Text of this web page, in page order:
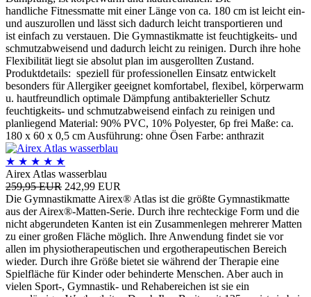
handliche Fitnessmatte mit einer Länge von ca. 180 cm ist leicht ein-
und auszurollen und lässt sich dadurch leicht transportieren und
ist einfach zu verstauen. Die Gymnastikmatte ist feuchtigkeits- und
schmutzabweisend und dadurch leicht zu reinigen. Durch ihre hohe
Flexibilität liegt sie absolut plan im ausgerollten Zustand.
Produktdetails: speziell für professionellen Einsatz entwickelt
besonders für Allergiker geeignet komfortabel, flexibel, körperwarm
u. hautfreundlich optimale Dämpfung antibakterieller Schutz
feuchtigkeits- und schmutzabweisend einfach zu reinigen und
planliegend Material: 90% PVC, 10% Polyester, 6p frei Maße: ca.
180 x 60 x 0,5 cm Ausführung: ohne Ösen Farbe: anthrazit
★ ★ ★ ★ ★
Airex Atlas wasserblau
259,95 EUR 242,99 EUR
Die Gymnastikmatte Airex® Atlas ist die größte Gymnastikmatte
aus der Airex®-Matten-Serie. Durch ihre rechteckige Form und die
nicht abgerundeten Kanten ist ein Zusammenlegen mehrerer Matten
zu einer großen Fläche möglich. Ihre Anwendung findet sie vor
allen im physiotherapeutischen und ergotherapeutischen Bereich
wieder. Durch ihre Größe bietet sie während der Therapie eine
Spielfläche für Kinder oder behinderte Menschen. Aber auch in
vielen Sport-, Gymnastik- und Rehabereichen ist sie ein